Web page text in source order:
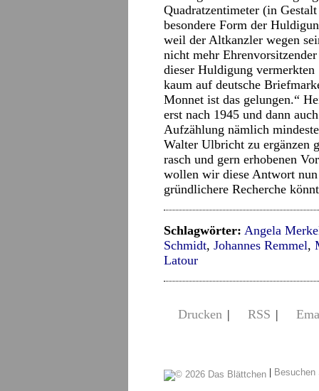
Quadratzentimeter (in
besondere Form der
weil der Altkanzler wegen
nicht mehr
dieser Huldigung vermerkten
kaum auf deutsche
Monnet ist das gelungen.“
erst nach 1945 und dann
Aufzählung nämlich
Walter Ulbricht zu ergänzen
rasch und gern erhobenen
wollen wir diese Antwort
gründlichere Recherche
Schlagwörter: Angela
Schmidt, Johannes Remmel,
Latour
Drucken | RSS |
|